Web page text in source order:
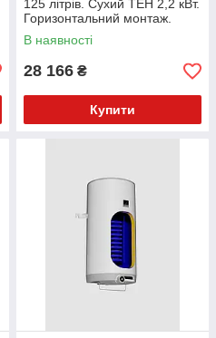
125 літрів. Сухий ТЕН 2,2 кВт.
Горизонтальний монтаж.
OKCV 125
В наявності
28 166 ₴
Купити